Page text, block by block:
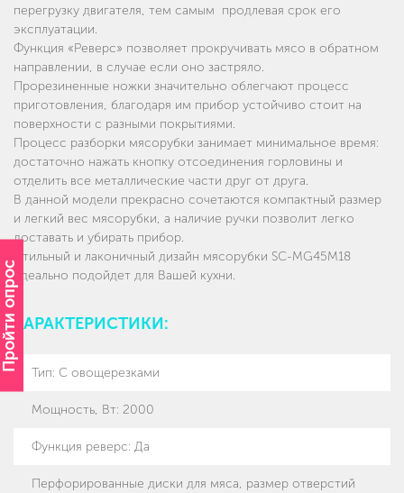
Пройти опрос
перегрузку двигателя, тем самым продлевая срок его
эксплуатации.
Функция «Реверс» позволяет прокручивать мясо в обратном
направлении, в случае если оно застряло.
Прорезиненные ножки значительно облегчают процесс
приготовления, благодаря им прибор устойчиво стоит на
поверхности с разными покрытиями.
Процесс разборки мясорубки занимает минимальное время:
достаточно нажать кнопку отсоединения горловины и
отделить все металлические части друг от друга.
В данной модели прекрасно сочетаются компактный размер
и легкий вес мясорубки, а наличие ручки позволит легко
доставать и убирать прибор.
Стильный и лаконичный дизайн мясорубки SC-MG45M18
идеально подойдет для Вашей кухни.
ХАРАКТЕРИСТИКИ:
Тип: С овощерезками
Мощность, Вт: 2000
Функция реверс: Да
Перфорированные диски для мяса, размер отверстий